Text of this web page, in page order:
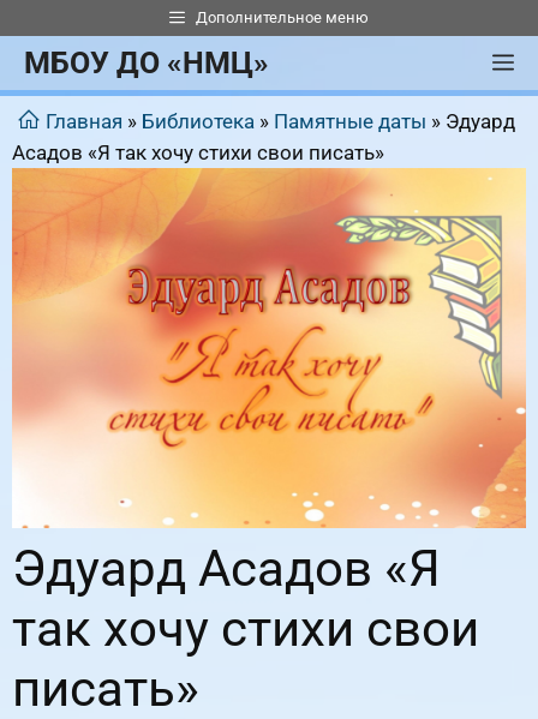
к
содержимому
Дополнительное меню
МБОУ ДО «НМЦ»
Главная » Библиотека » Памятные даты » Эдуард
Асадов «Я так хочу стихи свои писать»
Эдуард Асадов «Я
так хочу стихи свои
писать»